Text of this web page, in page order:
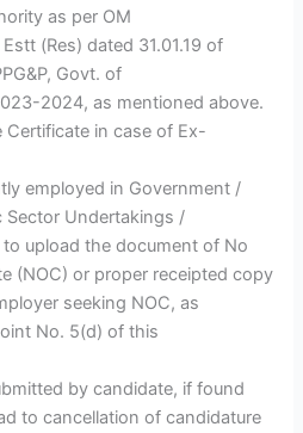
as per OM
(Res) dated 31.01.19 of
Govt. of
2024, as mentioned above.
Certificate in case of Ex-
employed in Government /
Sector Undertakings /
upload the document of No
(NOC) or proper receipted copy
seeking NOC, as
No. 5(d) of this
by candidate, if found
to cancellation of candidature